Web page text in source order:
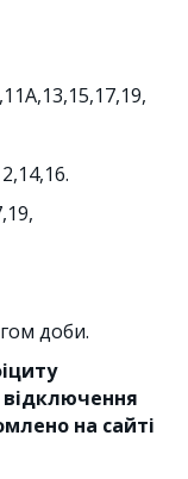
доби.
відключення
на сайті